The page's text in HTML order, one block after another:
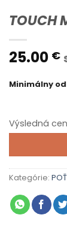
TOUCH
25.00 €
Minimálny
Výsledná
Kategórie: